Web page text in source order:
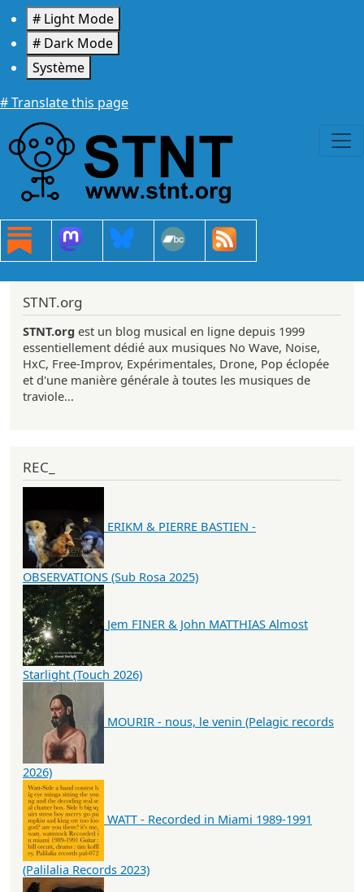
Aller au contenu principal
# Light Mode
# Dark Mode
Système
# Translate this page
STNT.org
STNT.org est un blog musical en ligne depuis 1999
essentiellement dédié aux musiques No Wave, Noise,
HxC, Free-Improv, Expérimentales, Drone, Pop éclopée
et d'une manière générale à toutes les musiques de
traviole...
REC_
ERIKM & PIERRE BASTIEN -
OBSERVATIONS (Sub Rosa 2025)
Jem FINER & John MATTHIAS Almost
Starlight (Touch 2026)
MOURIR - nous, le venin (Pelagic records
2026)
WATT - Recorded in Miami 1989-1991
(Palilalia Records 2023)